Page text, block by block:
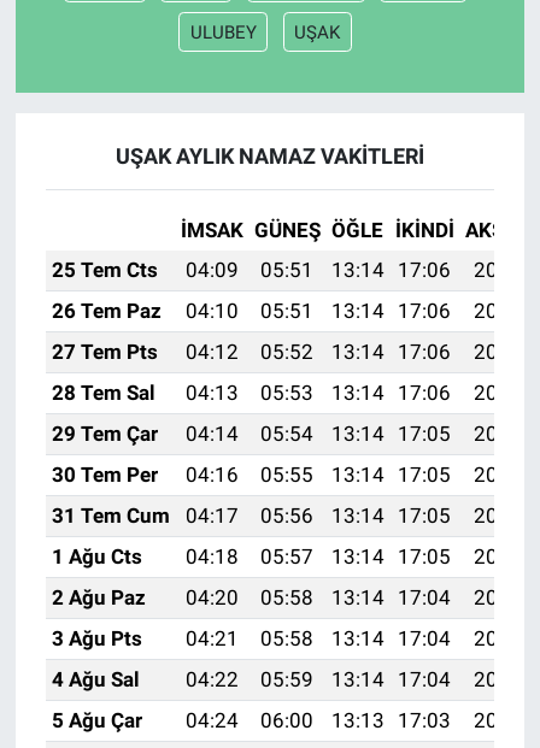
ULUBEY UŞAK
UŞAK AYLIK NAMAZ VAKITLERI
İMSAK GÜNEŞ ÖĞLE İKINDI AKŞAM
25 Tem Cts
04:09 05:51 13:14 17:06
20:27
26 Tem Paz
04:10 05:51 13:14 17:06
20:26
27 Tem Pts
04:12 05:52 13:14 17:06
20:26
28 Tem Sal
04:13 05:53 13:14 17:06
20:25
29 Tem Çar
04:14 05:54 13:14 17:05
20:24
30 Tem Per
04:16 05:55 13:14 17:05
20:23
31 Tem Cum
04:17 05:56 13:14 17:05
20:22
1 Ağu Cts
04:18 05:57 13:14 17:05
20:21
2 Ağu Paz
04:20 05:58 13:14 17:04
20:20
3 Ağu Pts
04:21 05:58 13:14 17:04
20:19
4 Ağu Sal
04:22 05:59 13:14 17:04
20:18
5 Ağu Çar
04:24 06:00 13:13 17:03
20:17